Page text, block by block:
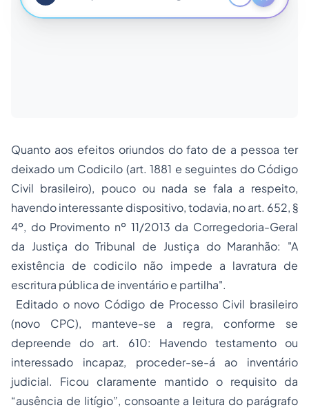
Quanto aos efeitos oriundos do fato de a pessoa ter
deixado um Codicilo (art. 1881 e seguintes do Código
Civil brasileiro), pouco ou nada se fala a respeito,
havendo interessante dispositivo, todavia, no art. 652, §
4º, do Provimento nº 11/2013 da Corregedoria-Geral
da Justiça do Tribunal de Justiça do Maranhão: "A
existência de codicilo não impede a lavratura de
escritura pública de inventário e partilha".
Editado o novo Código de Processo Civil brasileiro
(novo CPC), manteve-se a regra, conforme se
depreende do art. 610: Havendo testamento ou
interessado incapaz, proceder-se-á ao inventário
judicial. Ficou claramente mantido o requisito da
“ausência de litígio”, consoante a leitura do parágrafo